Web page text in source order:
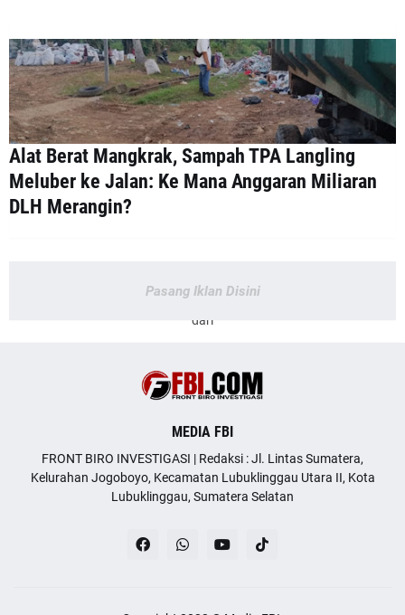
Alat Berat Mangkrak, Sampah TPA Langling
Meluber ke Jalan: Ke Mana Anggaran Miliaran
DLH Merangin?
Pasang Iklan Disini
dari
MEDIA FBI
FRONT BIRO INVESTIGASI | Redaksi : Jl. Lintas Sumatera,
Kelurahan Jogoboyo, Kecamatan Lubuklinggau Utara II, Kota
Lubuklinggau, Sumatera Selatan